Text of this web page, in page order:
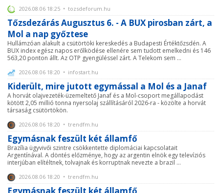
2026.08.06 18:25 • tozsdeforum.hu
Tőzsdezárás Augusztus 6. - A BUX pirosban zárt, a
Mol a nap győztese
Hullámzóan alakult a csütörtöki kereskedés a Budapesti Értéktőzsdén. A
BUX index egész napos erőlködése ellenére sem tudott emelkedni és 146
563,20 ponton állt. Az OTP gyengüléssel zárt. A Telekom sem ...
2026.08.06 18:20 • infostart.hu
Kiderült, mire jutott egymással a Mol és a Janaf
A horvát olajvezeték-üzemeltető Janaf és a Mol-csoport megállapodást
kötött 2,05 millió tonna nyersolaj szállításáról 2026-ra - közölte a horvát
társaság csütörtökön.
2026.08.06 18:20 • trendfm.hu
Egymásnak feszült két államfő
Brazília ügyvivői szintre csökkentette diplomáciai kapcsolatait
Argentínával. A döntés előzménye, hogy az argentin elnök egy televíziós
interjúban elítéltnek, tolvajnak és korruptnak nevezte a brazil ...
2026.08.06 18:20 • trendfm.hu